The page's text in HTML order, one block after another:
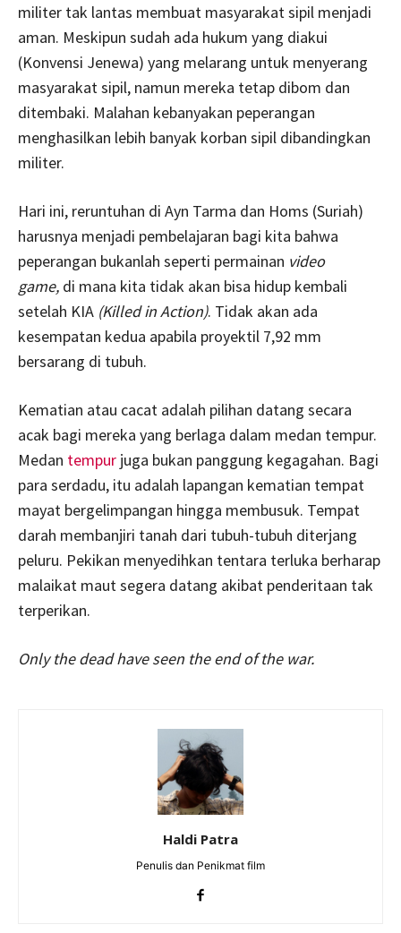
militer tak lantas membuat masyarakat sipil menjadi
aman. Meskipun sudah ada hukum yang diakui
(Konvensi Jenewa) yang melarang untuk menyerang
masyarakat sipil, namun mereka tetap dibom dan
ditembaki. Malahan kebanyakan peperangan
menghasilkan lebih banyak korban sipil dibandingkan
militer.
Hari ini, reruntuhan di Ayn Tarma dan Homs (Suriah)
harusnya menjadi pembelajaran bagi kita bahwa
peperangan bukanlah seperti permainan video
game, di mana kita tidak akan bisa hidup kembali
setelah KIA (Killed in Action). Tidak akan ada
kesempatan kedua apabila proyektil 7,92 mm
bersarang di tubuh.
Kematian atau cacat adalah pilihan datang secara
acak bagi mereka yang berlaga dalam medan tempur.
Medan tempur juga bukan panggung kegagahan. Bagi
para serdadu, itu adalah lapangan kematian tempat
mayat bergelimpangan hingga membusuk. Tempat
darah membanjiri tanah dari tubuh-tubuh diterjang
peluru. Pekikan menyedihkan tentara terluka berharap
malaikat maut segera datang akibat penderitaan tak
terperikan.
Only the dead have seen the end of the war.
Haldi Patra
Penulis dan Penikmat film